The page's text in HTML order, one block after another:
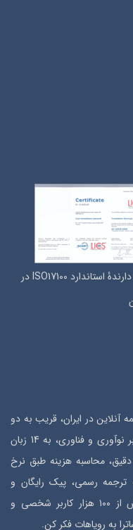
تنها دارندۀ استاندارد ISO17100 در
آنلاین در ایران، قریب به دو
دهه است خدمات ترجمه رسمی را با تکیه بر نوآوری و فناوری، به 14 زبان
محاسبه هزینه طبق نرخ
ترجمه رسمی، پیک رایگان و
پشتیبانی 24 ساعته، به اولین انتخاب بیش از ۱۰۰ هزار کاربر شخصی و
به رویاهات فکر کن.